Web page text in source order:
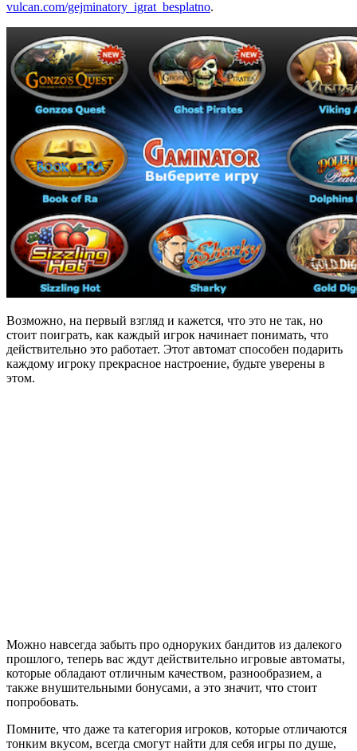
vulcan.com/gejminatory_igrat_besplatno.
Возможно, на первый взгляд и кажется, что это не так, но
стоит поиграть, как каждый игрок начинает понимать, что
действительно это работает. Этот автомат способен подарить
каждому игроку прекрасное настроение, будьте уверены в
этом.
Можно навсегда забыть про одноруких бандитов из далекого
прошлого, теперь вас ждут действительно игровые автоматы,
которые обладают отличным качеством, разнообразием, а
также внушительными бонусами, а это значит, что стоит
попробовать.
Помните, что даже та категория игроков, которые отличаются
тонким вкусом, всегда смогут найти для себя игры по душе,